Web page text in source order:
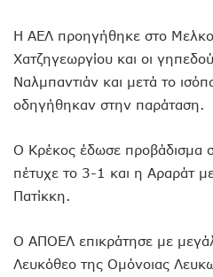
Η ΑΕΛ προηγήθηκε στο
Χατζηγεωργίου και οι
Ναλμπαντιάν και μετά το
οδηγήθηκαν στην παράταση.
Ο Κρέκος έδωσε προβάδισμα
πέτυχε το 3-1 και η Αραράτ
Πατίκκη.
Ο ΑΠΟΕΛ επικράτησε με
Λευκόθεο της Ομόνοιας